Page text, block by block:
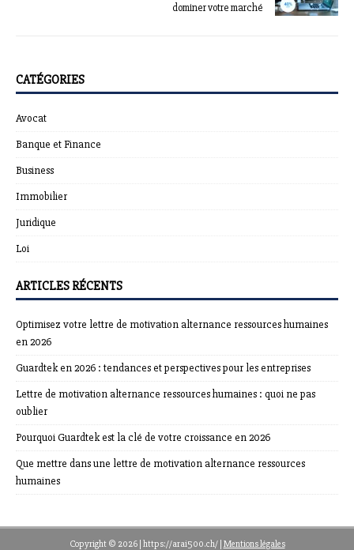
dominer votre marché
CATÉGORIES
Avocat
Banque et Finance
Business
Immobilier
Juridique
Loi
ARTICLES RÉCENTS
Optimisez votre lettre de motivation alternance ressources humaines
en 2026
Guardtek en 2026 : tendances et perspectives pour les entreprises
Lettre de motivation alternance ressources humaines : quoi ne pas
oublier
Pourquoi Guardtek est la clé de votre croissance en 2026
Que mettre dans une lettre de motivation alternance ressources
humaines
Copyright © 2026 | https://arai500.ch/ | Mentions légales